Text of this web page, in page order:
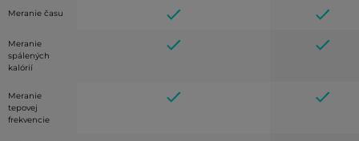
Meranie času
Meranie
spálených
kalórií
Meranie
tepovej
frekvencie